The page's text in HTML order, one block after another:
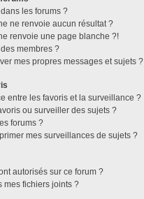
les forums ?
ne renvoie aucun résultat ?
renvoie une page blanche ?!
membres ?
mes propres messages et sujets ?
entre les favoris et la surveillance ?
ou surveiller des sujets ?
forums ?
mes surveillances de sujets ?
autorisés sur ce forum ?
mes fichiers joints ?